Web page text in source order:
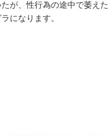
が、性行為の途中で萎え
になります。